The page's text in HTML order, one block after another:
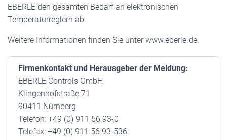
EBERLE den gesamten Bedarf an elektronischen
Temperaturreglern ab.
Weitere Informationen finden Sie unter www.eberle.de.
Firmenkontakt und Herausgeber der Meldung:
EBERLE Controls GmbH
Klingenhofstraße 71
90411 Nürnberg
Telefon: +49 (0) 911 56 93-0
Telefax: +49 (0) 911 56 93-536